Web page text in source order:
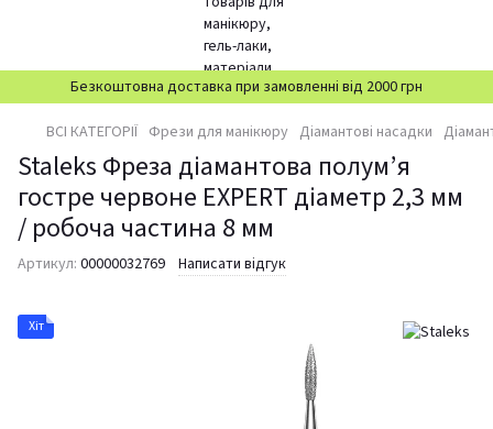
Безкоштовна доставка при замовленні від 2000 грн
ВСІ КАТЕГОРІЇ Фрези для манікюру Діамантові насадки
Staleks Фреза діамантова полум’я
гостре червоне EXPERT діаметр 2,3 мм
/ робоча частина 8 мм
Артикул: 00000032769 Написати відгук
Хіт